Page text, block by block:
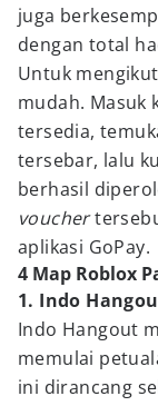
juga
dengan total
Untuk
mudah. Masuk
tersedia,
tersebar, lalu
berhasil
voucher
aplikasi GoPay.
4 Map Roblox
1. Indo
Indo Hangout
memulai
ini dirancang